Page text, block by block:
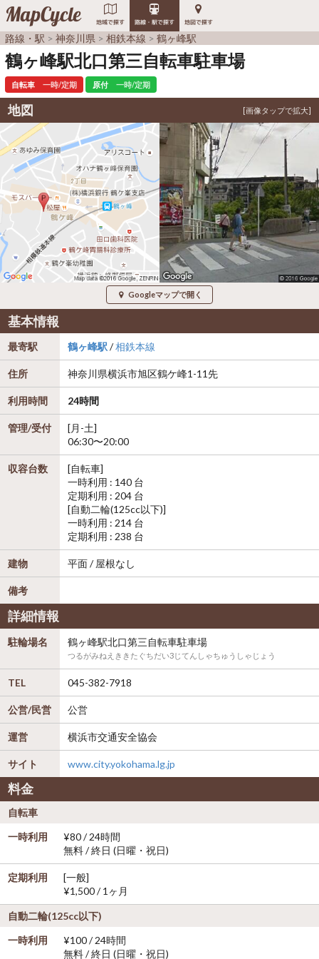
MapCycle 地域で探す 路線・駅で探す 地図で探す
路線・駅 神奈川県 相鉄本線 鶴ヶ峰駅
鶴ヶ峰駅北口第三自転車駐車場
自転車 一時/定期 原付 一時/定期
地図
Googleマップで開く
基本情報
最寄駅 鶴ヶ峰駅 /相鉄本線
住所 神奈川県横浜市旭区鶴ケ峰1-11先
利用時間 24時間
管理/受付
[月-土]
06:30〜20:00
収容台数
[自転車]
一時利用 : 140 台
定期利用 : 204 台
[自動二輪(125cc以下)]
一時利用 : 214 台
定期利用 : 238 台
建物 平面 / 屋根なし
備考
詳細情報
駐輪場名 鶴ヶ峰駅北口第三自転車駐車場
つるがみねえききたぐちだい3じてんしゃちゅうしゃじょう
TEL 045-382-7918
公営/民営 公営
運営 横浜市交通安全協会
サイト www.city.yokohama.lg.jp
料金
自転車
一時利用
¥80 / 24時間
無料 / 終日 (日曜・祝日)
定期利用
[一般]
¥1,500 / 1ヶ月
自動二輪(125cc以下)
一時利用
¥100 / 24時間
無料 / 終日 (日曜・祝日)